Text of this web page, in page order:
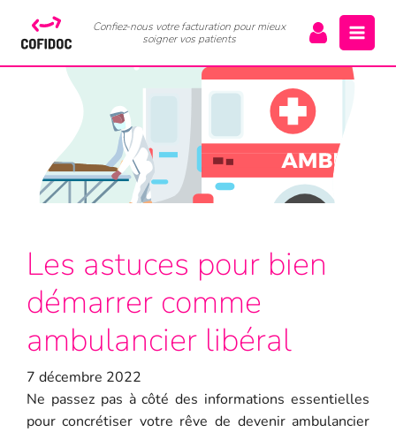
Confiez-nous votre facturation pour mieux
soigner vos patients
Les astuces pour bien
démarrer comme
ambulancier libéral
7 décembre 2022
Ne passez pas à côté des informations essentielles
pour concrétiser votre rêve de devenir ambulancier